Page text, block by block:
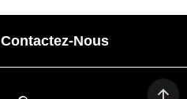
Contactez-Nous